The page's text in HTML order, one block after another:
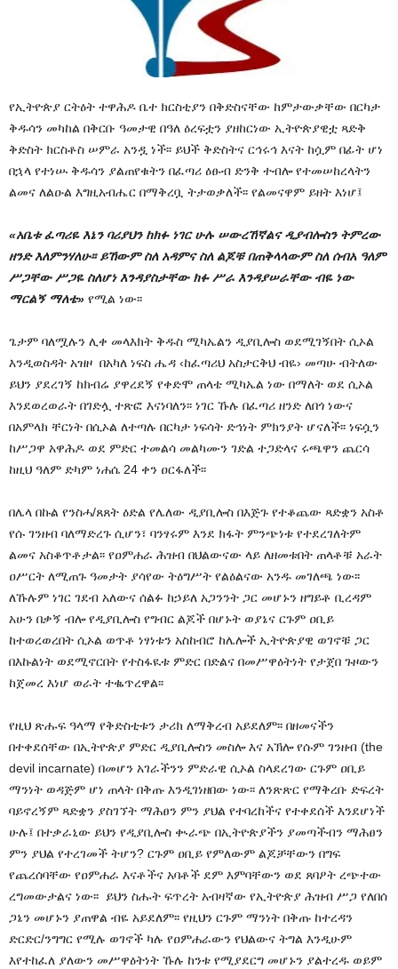
የኢትዮጵያ ርትዕት ተዋሕዶ ቤተ ክርስቲያን በቅድስናቸው ከምታውቃቸው በርካታ
ቅዱሳን መካከል በቅርቡ ዓመታዊ በዓለ ዕረፍቷን ያዘከርነው ኢትዮጵያዊቷ ጻድቅ
ቅድስት ክርስቶስ ሠምራ አንዷ ነች፡፡ ይህች ቅድስትና ርኅሩኅ እናት ከሷም በፊት ሆነ
በኋላ የተነሡ ቅዱሳን ያልጠየቁትን በፈጣሪ ዕፁብ ድንቅ ተብሎ የተመሠከረላትን
ልመና ለልዑል እግዚአብሔር በማቅረቧ ትታወቃለች፡፡ የልመናዋም ይዘት እነሆ፤
«አቤቱ ፈጣሪዬ እኔን ባሪያህን ከክፉ ነገር ሁሉ ሠውረኸኛልና ዲያብሎስን ትምረው
ዘንድ እለምንሃለሁ፡፡ ይኸውም ስለ አዳምና ስለ ልጆቹ በጠቅላላውም ስለ ሰብአ ዓለም
ሥጋቸው ሥጋዬ ስለሆነ እንዳያስታቸው ክፉ ሥራ እንዳያሠራቸው ብዬ ነው
ማርልኝ ማለቴ» የሚል ነው፡፡
ጌታም ባለሟሉን ሊቀ መላእክት ቅዱስ ሚካኤልን ዲያቢሎስ ወደሚገኝበት ሲኦል
እንዲወስዳት አዝዞ በአካለ ነፍስ ሔዳ ‹ከፈጣሪህ አስታርቅህ ብዬ› መጣሁ ብትለው
ይህን ያደረገኝ ከክብሬ ያዋረደኝ የቀድሞ ጠላቴ ሚካኤል ነው በማለት ወደ ሲኦል
እንደወረወራት በገድሏ ተጽፎ እናነባለን፡፡ ነገር ኹሉ በፈጣሪ ዘንድ ለበጎ ነውና
በአምላክ ቸርነት በሲኦል ለተጣሉ በርካታ ነፍሳት ድኅነት ምክንያት ሆናለች፡፡ ነፍሷን
ከሥጋዋ አዋሕዶ ወደ ምድር ተመልሳ መልካሙን ገድል ተጋድላና ሩጫዋን ጨርሳ
ከዚህ ዓለም ድካም ነሐሴ 24 ቀን ዐርፋለች፡፡
በሌላ በኩል የንስሓ/ጸጸት ዕድል የሌለው ዲያቢሎስ በእጅጉ የተቆጨው ጻድቋን አስቶ
የሱ ገንዘብ ባለማድረጉ ሲሆን፣ ባንፃሩም እንደ ክፋት ምንጭነቱ የተደረገለትም
ልመና አስቆጥቶታል፡፡ የዐምሐራ ሕዝብ በህልውናው ላይ ለዘመቱበት ጠላቶቹ አራት
ዐሥርት ለሚጠጉ ዓመታት ያሳየው ትዕግሥት የልዕልናው አንዱ መገለጫ ነው፡፡
ለኹሉም ነገር ገደብ አለውና ሰልፉ ከኃይለ አጋንንት ጋር መሆኑን ዘግይቶ ቢረዳም
አሁን በቃኝ ብሎ የዲያቢሎስ የግብር ልጆች በሆኑት ወያኔና ርጉም ዐቢይ
ከተወረወረበት ሲኦል ወጥቶ ነፃነቱን አስከብሮ ከሌሎች ኢትዮጵያዊ ወገኖቹ ጋር
በእኩልነት ወደሚኖርበት የተስፋዪቱ ምድር በድልና በመሥዋዕትነት የታጀበ ጉዞውን
ከጀመረ እነሆ ወራት ተቈጥረዋል፡፡
የዚህ ጽሑፍ ዓላማ የቅድስቲቱን ታሪክ ለማቅረብ አይደለም፡፡ በዘመናችን
በተቀደሰቸው በኢትዮጵያ ምድር ዲያቢሎስን መስሎ እና አኽሎ የሱም ገንዘብ (the
devil incarnate) በመሆን አገራችንን ምድራዊ ሲኦል ስላደረገው ርጉም ዐቢይ
ማንነት ወዳጅም ሆነ ጠላት በቅጡ እንዲገነዘበው ነው፡፡ ለንጽጽር የማቅረቡ ድፍረት
ባይኖረኝም ጻድቋን ያስገኘት ማሕፀን ምን ያህል የተባረከችና የተቀደሰች እንደሆነች
ሁሉ፤ በተቃራኒው ይህን የዲያቢሎስ ቊራጭ በኢትዮጵያችን ያመጣችብን ማሕፀን
ምን ያህል የተረገመች ትሆን? ርጉም ዐቢይ የምለውም ልጆቻቸውን በግፍ
የጨረሰባቸው የዐምሐራ እናቶችና አባቶች ደም እምባቸውን ወደ ጸባዖት ረጭተው
ረግመውታልና ነው፡፡ ይህን ስሑት ፍጥረት አብዛኛው የኢትዮጵያ ሕዝብ ሥጋ የለበሰ
ጋኔን መሆኑን ያጠዋል ብዬ አይደለም፡፡ የዚህን ርጉም ማንነት በቅጡ ከተረዳን
ድርድር/ንግግር የሚሉ ወገኖች ካሉ የዐምሐራውን የህልውና ትግል እንዲሁም
እየተከፈለ ያለውን መሥዋዕትነት ኹሉ ከንቱ የሚያደርግ መሆኑን ያልተረዱ ወይም